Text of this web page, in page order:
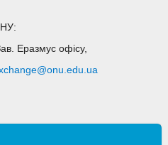
Еразмус офісу,